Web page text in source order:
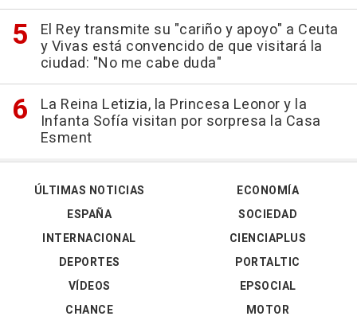
El Rey transmite su "cariño y apoyo" a Ceuta
y Vivas está convencido de que visitará la
ciudad: "No me cabe duda"
La Reina Letizia, la Princesa Leonor y la
Infanta Sofía visitan por sorpresa la Casa
Esment
ÚLTIMAS NOTICIAS
ESPAÑA
INTERNACIONAL
DEPORTES
VÍDEOS
ECONOMÍA
SOCIEDAD
CIENCIAPLUS
PORTALTIC
EPSOCIAL
CHANCE
MOTOR